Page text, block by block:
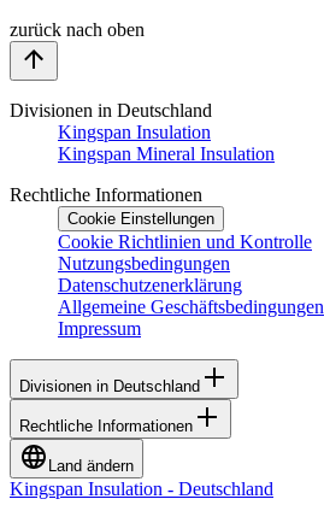
zurück nach oben
Divisionen in Deutschland
Kingspan Insulation
Kingspan Mineral Insulation
Rechtliche Informationen
Cookie Einstellungen
Cookie Richtlinien und Kontrolle
Nutzungsbedingungen
Datenschutzenerklärung
Allgemeine Geschäftsbedingungen
Impressum
Divisionen in Deutschland
Rechtliche Informationen
Land ändern
Kingspan Insulation - Deutschland